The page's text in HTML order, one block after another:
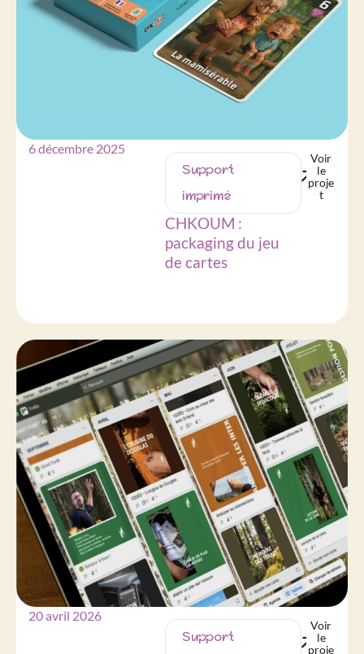
6 décembre 2025
Support
imprimé
CHKOUM :
packaging du jeu
de cartes
Voir
le
proje
t
20 avril 2026
Support
Voir
le
proje